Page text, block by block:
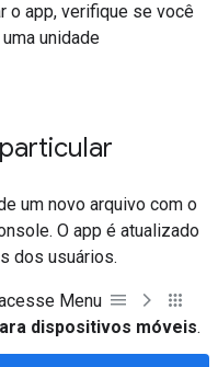
o app, verifique se você
unidade
um novo arquivo com o
O app é atualizado
dos usuários.
Menu
dispositivos móveis.